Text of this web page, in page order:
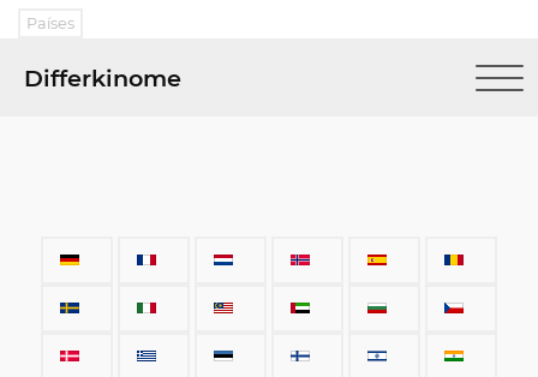
Países
Differkinome